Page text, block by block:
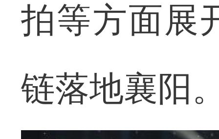
拍等方面展
链落地襄阳